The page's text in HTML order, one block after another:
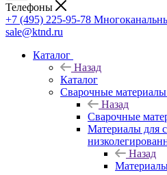
Телефоны
+7 (495) 225-95-78
sale@ktnd.ru
Каталог
Назад
Каталог
Сварочные материалы
Назад
Сварочные
Материалы для
Назад